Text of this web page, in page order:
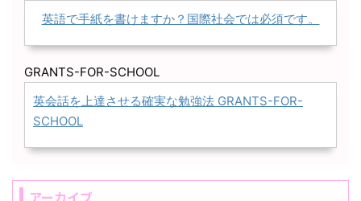
英語で手紙を書けますか？国際社会では必須です。
GRANTS-FOR-SCHOOL
英会話を上達させる確実な勉強法 GRANTS-FOR-
SCHOOL
アーカイブ